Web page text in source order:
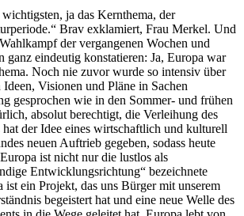
ja das Kernthema, der
Brav exklamiert, Frau Merkel. Und
der vergangenen Wochen und
ganz eindeutig konstatieren: Ja, Europa war
Noch nie zuvor wurde so intensiv über
Visionen und Pläne in Sachen
gesprochen wie in den Sommer- und frühen
absolut berechtigt, die Verleihung des
hat der Idee eines wirtschaftlich und kulturell
neuen Auftrieb gegeben, sodass heute
ist nicht nur die lustlos als
Entwicklungsrichtung“ bezeichnete
ist ein Projekt, das uns Bürger mit unserem
begeistert hat und eine neue Welle des